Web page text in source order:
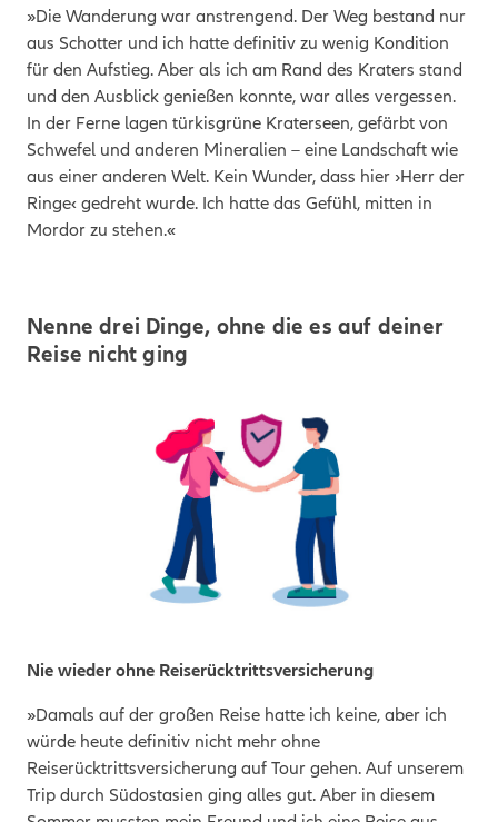
»Die Wanderung war anstrengend. Der Weg bestand nur
aus Schotter und ich hatte definitiv zu wenig Kondition
für den Aufstieg. Aber als ich am Rand des Kraters stand
und den Ausblick genießen konnte, war alles vergessen.
In der Ferne lagen türkisgrüne Kraterseen, gefärbt von
Schwefel und anderen Mineralien – eine Landschaft wie
aus einer anderen Welt. Kein Wunder, dass hier ›Herr der
Ringe‹ gedreht wurde. Ich hatte das Gefühl, mitten in
Mordor zu stehen.«
Nenne drei Dinge, ohne die es auf deiner
Reise nicht ging
Nie wieder ohne Reiserücktrittsversicherung
»Damals auf der großen Reise hatte ich keine, aber ich
würde heute definitiv nicht mehr ohne
Reiserücktrittsversicherung auf Tour gehen. Auf unserem
Trip durch Südostasien ging alles gut. Aber in diesem